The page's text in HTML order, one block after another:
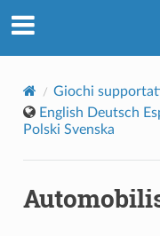
Giochi
English Deutsch
Polski Svenska